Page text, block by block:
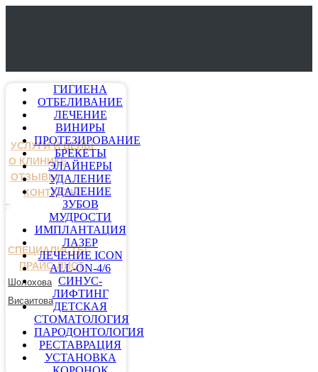
УСЛУГИ И ЦЕНЫ
О КЛИНИКЕ
ОТЗЫВЫ
КОНТАКТЫ
СПЕЦИАЛИСТЫ
ПРАЙС-ЛИСТ
Шолохова
Висаитова
ГИГИЕНА
ОТБЕЛИВАНИЕ
ЛЕЧЕНИЕ
ВИНИРЫ
ПРОТЕЗИРОВАНИЕ
БРЕКЕТЫ
ЭЛАЙНЕРЫ
УДАЛЕНИЕ
УДАЛЕНИЕ
ЗУБОВ
МУДРОСТИ
ИМПЛАНТАЦИЯ
ЛАЗЕР
ЛЕЧЕНИЕ ICON
ALL-ON-4/6
СИНУС-
ЛИФТИНГ
ДЕТСКАЯ
СТОМАТОЛОГИЯ
ПАРОДОНТОЛОГИЯ
РЕСТАВРАЦИЯ
УСТАНОВКА